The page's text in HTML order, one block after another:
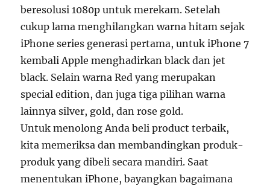
beresolusi 1080p untuk merekam. Setelah
cukup lama menghilangkan warna hitam sejak
iPhone series generasi pertama, untuk iPhone 7
kembali Apple menghadirkan black dan jet
black. Selain warna Red yang merupakan
special edition, dan juga tiga pilihan warna
lainnya silver, gold, dan rose gold.
Untuk menolong Anda beli product terbaik,
kita memeriksa dan membandingkan produk-
produk yang dibeli secara mandiri. Saat
menentukan iPhone, bayangkan bagaimana